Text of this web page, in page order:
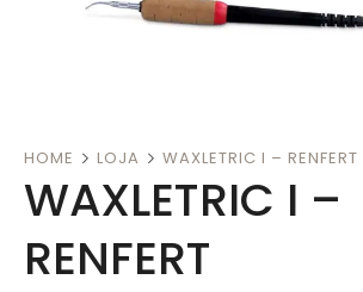
HOME LOJA WAXLETRIC I – RENFERT
WAXLETRIC I –
RENFERT